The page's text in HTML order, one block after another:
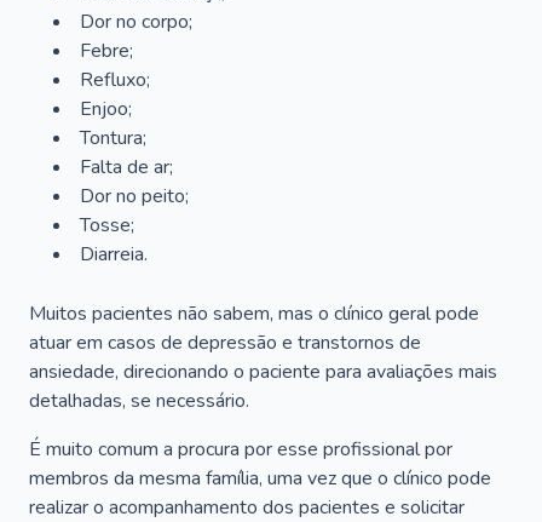
Dor no corpo;
Febre;
Refluxo;
Enjoo;
Tontura;
Falta de ar;
Dor no peito;
Tosse;
Diarreia.
Muitos pacientes não sabem, mas o clínico geral pode
atuar em casos de depressão e transtornos de
ansiedade, direcionando o paciente para avaliações mais
detalhadas, se necessário.
É muito comum a procura por esse profissional por
membros da mesma família, uma vez que o clínico pode
realizar o acompanhamento dos pacientes e solicitar